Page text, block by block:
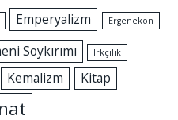
Emperyalizm Ergenekon
Soykırımı Irkçılık
Kemalizm Kitap